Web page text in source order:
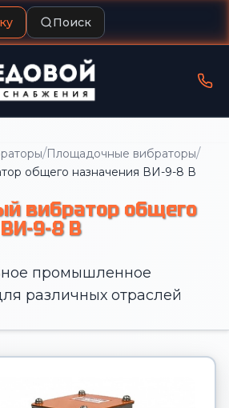
Поиск
/Площадочные вибраторы/
общего назначения ВИ-9-8 В
вибратор общего
9-8 В
промышленное
различных отраслей